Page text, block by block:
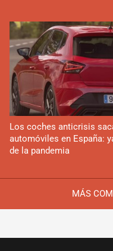
MÁS
Los coches anticrisis
automóviles en España:
de la pandemia